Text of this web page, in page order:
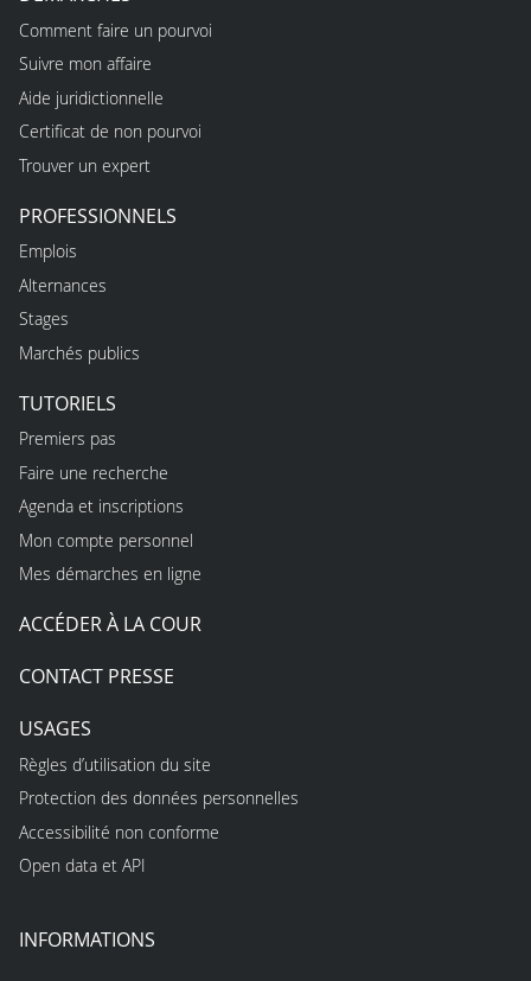
Comment faire un pourvoi
Suivre mon affaire
Aide juridictionnelle
Certificat de non pourvoi
Trouver un expert
PROFESSIONNELS
Emplois
Alternances
Stages
Marchés publics
TUTORIELS
Premiers pas
Faire une recherche
Agenda et inscriptions
Mon compte personnel
Mes démarches en ligne
ACCÉDER À LA COUR
CONTACT PRESSE
USAGES
Règles d’utilisation du site
Protection des données personnelles
Accessibilité non conforme
Open data et API
INFORMATIONS